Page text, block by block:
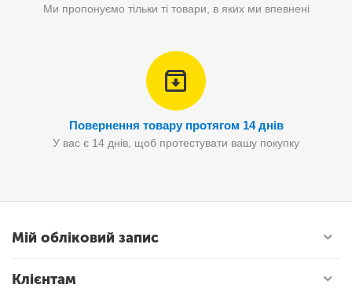
Ми пропонуємо тільки ті товари, в яких ми впевнені
Повернення товару протягом 14 днів
У вас є 14 днів, щоб протестувати вашу покупку
Мій обліковий запис
Клієнтам